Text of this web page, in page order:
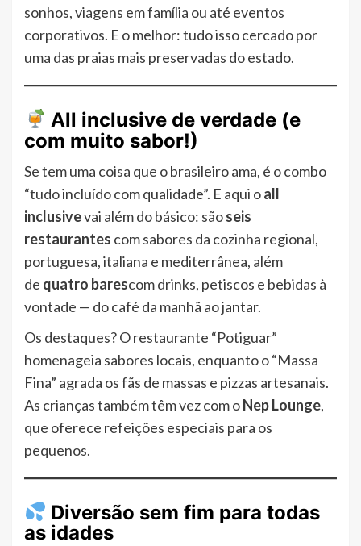
sonhos, viagens em família ou até eventos
corporativos. E o melhor: tudo isso cercado por
uma das praias mais preservadas do estado.
All inclusive de verdade (e
com muito sabor!)
Se tem uma coisa que o brasileiro ama, é o combo
“tudo incluído com qualidade”. E aqui oall
inclusivevai além do básico: sãoseis
restaurantes com sabores da cozinha regional,
portuguesa, italiana e mediterrânea, além
de quatro barescom drinks, petiscos e bebidas à
vontade — do café da manhã ao jantar.
Os destaques? O restaurante “Potiguar”
homenageia sabores locais, enquanto o “Massa
Fina” agrada os fãs de massas e pizzas artesanais.
As crianças também têm vez com oNep Lounge,
que oferece refeições especiais para os
pequenos.
Diversão sem fim para todas
as idades